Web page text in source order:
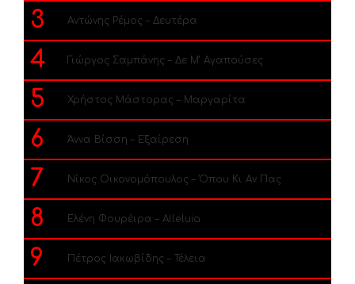
3 Αντώνης Ρέμος – Δευτέρα
4 Γιώργος Σαμπάνης – Δε Μ’ Αγαπούσες
5 Χρήστος Μάστορας – Μαργαρίτα
6 Άννα Βίσση – Εξαίρεση
7 Νίκος Οικονομόπουλος – Όπου Κι Αν Πας
8 Ελένη Φουρέιρα – Alleluia
9 Πέτρος Ιακωβίδης – Τέλεια